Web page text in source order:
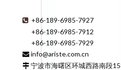
 +86-189-6985-7927
+86-189-6985-7912
+86-189-6985-7929
 info@ariste.com.cn
 宁波市海曙区环城西路南段